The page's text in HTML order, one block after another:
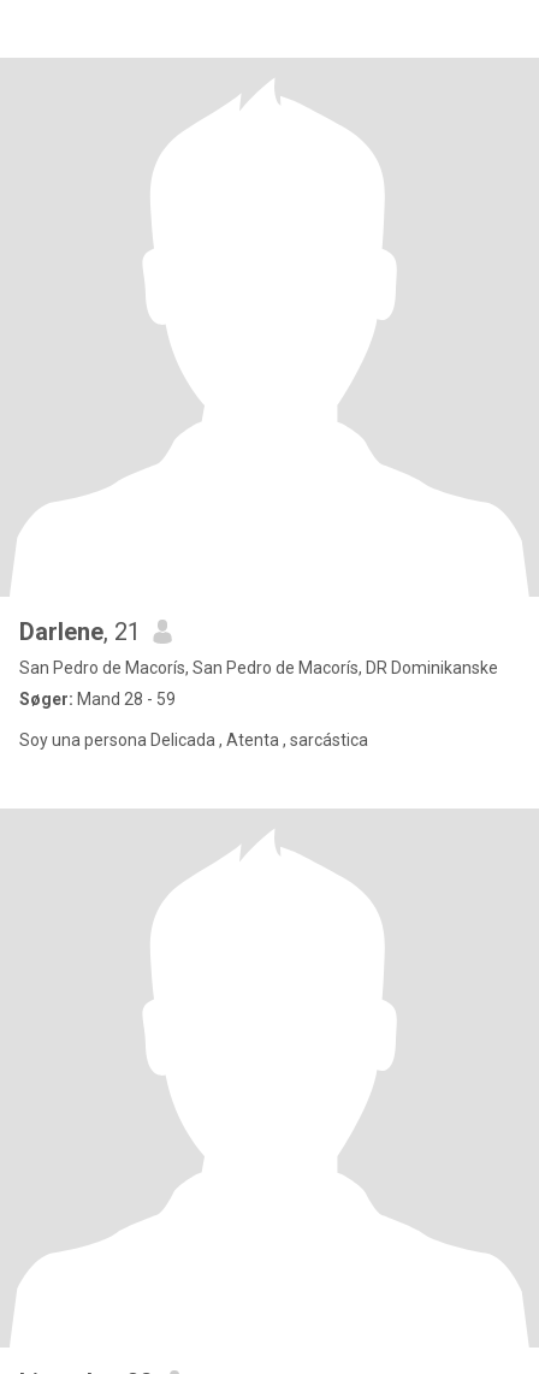
Darlene, 21
San Pedro de Macorís, San Pedro de Macorís, DR Dominikanske
Søger: Mand 28 - 59
Soy una persona Delicada , Atenta , sarcástica